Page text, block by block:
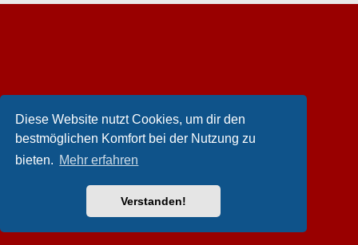
Diese Website nutzt Cookies, um dir den
bestmöglichen Komfort bei der Nutzung zu
bieten. Mehr erfahren
Verstanden!